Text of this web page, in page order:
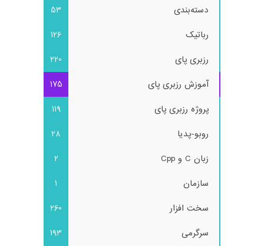
دسته‌بندی
53
رباتیک
126
رزبری پای
220
آموزش رزبری پای
175
پروژه رزبری پای
119
روبو-پدیا
28
زبان C و Cpp
2
سازمان
1
سخت افزار
260
سرگرمی
193